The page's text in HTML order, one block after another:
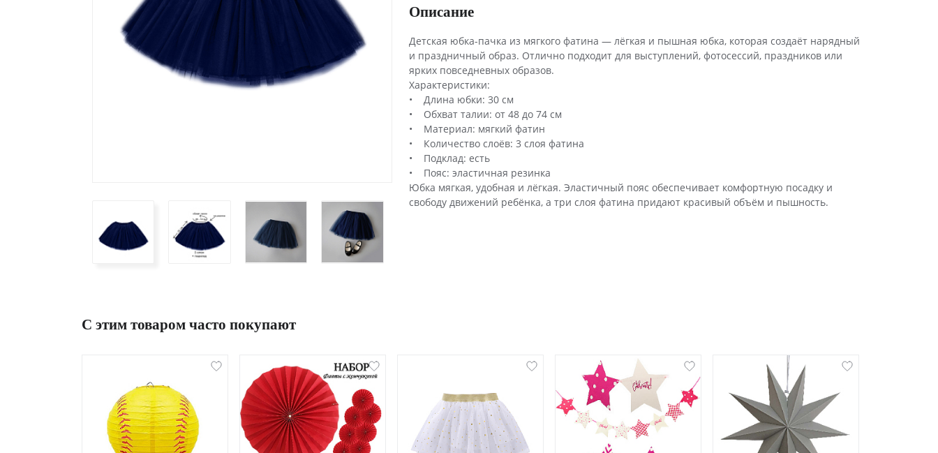
Описание
Детская юбка-пачка из мягкого фатина — лёгкая и пышная юбка, которая создаёт нарядный
и праздничный образ. Отлично подходит для выступлений, фотосессий, праздников или
ярких повседневных образов.
Характеристики:
• Длина юбки: 30 см
• Обхват талии: от 48 до 74 см
• Материал: мягкий фатин
• Количество слоёв: 3 слоя фатина
• Подклад: есть
• Пояс: эластичная резинка
Юбка мягкая, удобная и лёгкая. Эластичный пояс обеспечивает комфортную посадку и
свободу движений ребёнка, а три слоя фатина придают красивый объём и пышность.
С этим товаром часто покупают